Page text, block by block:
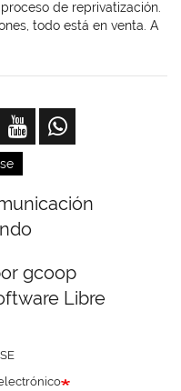
de reprivatización.
todo está en venta. A
gcoop
Libre